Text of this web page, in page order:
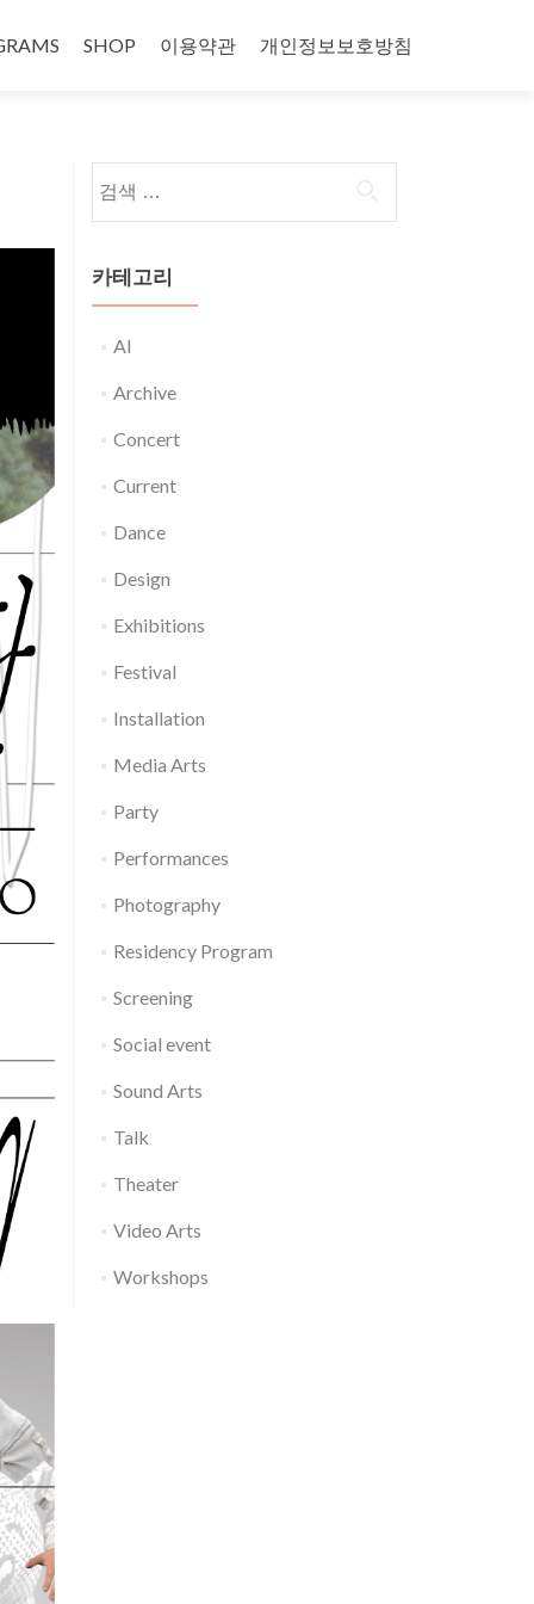
SHOP 이용약관 개인정보보호방침
카테고리
AI
Archive
Concert
Current
Dance
Design
Exhibitions
Festival
Installation
Media Arts
Party
Performances
Photography
Residency Program
Screening
Social event
Sound Arts
Talk
Theater
Video Arts
Workshops